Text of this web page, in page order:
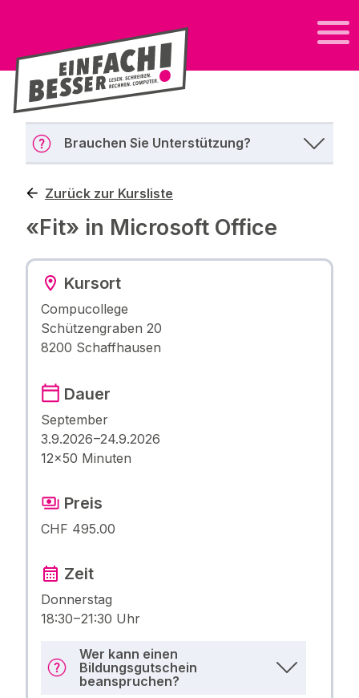
Brauchen Sie Unterstützung?
Zurück zur Kursliste
«Fit» in Microsoft Office
Kursort
Compucollege
Schützengraben 20
8200 Schaffhausen
Dauer
September
3.9.2026 –24.9.2026
12×50 Minuten
Preis
CHF 495.00
Zeit
Donnerstag
18:30 – 21:30 Uhr
Wer kann einen
Bildungsgutschein
beanspruchen?